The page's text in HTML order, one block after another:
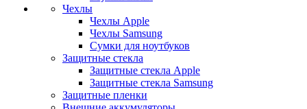
Чехлы
Чехлы Apple
Чехлы Samsung
Сумки для ноутбуков
Защитные стекла
Защитные стекла Apple
Защитные стекла Samsung
Защитные пленки